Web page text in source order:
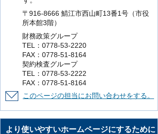
〒916-8666 鯖江市西山町13番1号（市役
所本館3階）
財務政策グループ
TEL：0778-53-2220
FAX：0778-51-8164
契約検査グループ
TEL：0778-53-2222
FAX：0778-51-8164
このページの担当にお問い合わせをする。
より使いやすいホームページにするために